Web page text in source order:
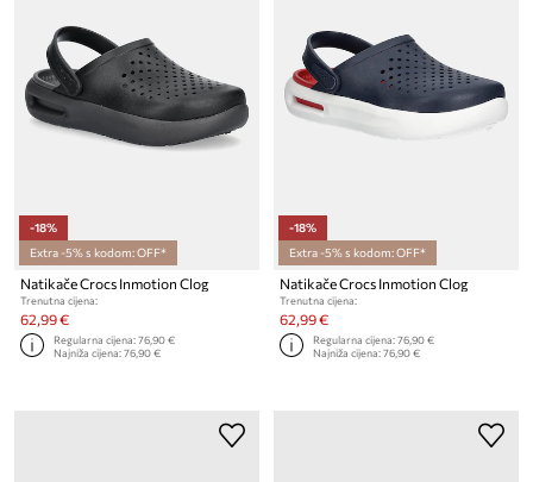
-18%
Extra -5% s kodom: OFF*
Natikače Crocs Inmotion Clog
Trenutna cijena:
62,99 €
Regularna cijena:76,90 €
Najniža cijena:76,90 €
-18%
Extra -5% s kodom: OFF*
Natikače Crocs Inmotion Clog
Trenutna cijena:
62,99 €
Regularna cijena:76,90 €
Najniža cijena:76,90 €